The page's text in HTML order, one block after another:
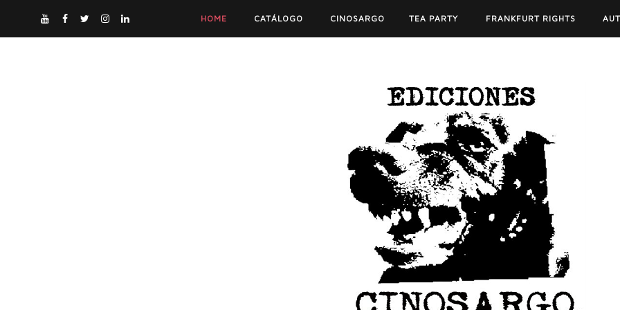
HOME CATÁLOGO CINOSARGO TEA PARTY FRANKFURT RIGHTS